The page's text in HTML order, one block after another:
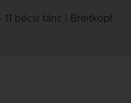
11 bécsi tánc | Breitkopf